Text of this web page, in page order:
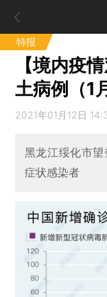
特报
【境内疫
土病例（1
2021年01月12日
黑龙江绥化市
症状感染者